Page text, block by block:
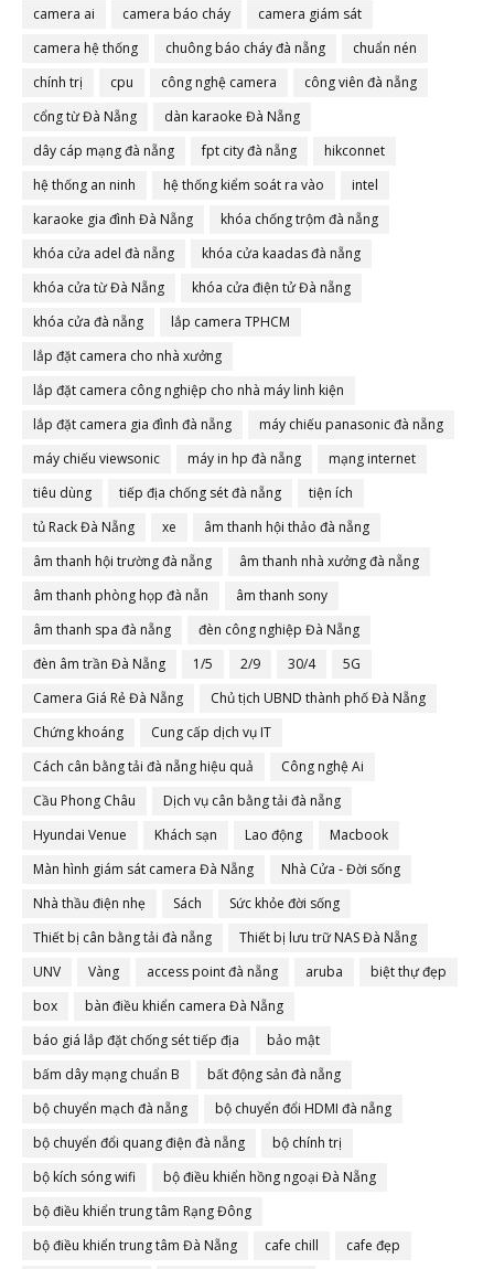
camera ai
camera báo cháy
camera giám sát
camera hệ thống
chuông báo cháy đà nẵng
chuẩn nén
chính trị
cpu công nghệ camera
công viên đà nẵng
cổng từ Đà Nẵng
dàn karaoke Đà Nẵng
dây cáp mạng đà nẵng
fpt city đà nẵng
hikconnet
hệ thống an ninh
hệ thống kiểm soát ra vào
intel
karaoke gia đình Đà Nẵng
khóa chống trộm đà nẵng
khóa cửa adel đà nẵng
khóa cửa kaadas đà nẵng
khóa cửa từ Đà Nẵng
khóa cửa điện tử Đà nẵng
khóa cửa đà nẵng
lắp camera TPHCM
lắp đặt camera cho nhà xưởng
lắp đặt camera công nghiệp cho nhà máy linh kiện
lắp đặt camera gia đình đà nẵng
máy chiếu panasonic đà nẵng
máy chiếu viewsonic
máy in hp đà nẵng
mạng internet
tiêu dùng
tiếp địa chống sét đà nẵng
tiện ích
tủ Rack Đà Nẵng
xe
âm thanh hội thảo đà nẵng
âm thanh hội trường đà nẵng
âm thanh nhà xưởng đà nẵng
âm thanh phòng họp đà nẵn
âm thanh sony
âm thanh spa đà nẵng
đèn công nghiệp Đà Nẵng
đèn âm trần Đà Nẵng
1/5 2/9 30/4
5G
Camera Giá Rẻ Đà Nẵng
Chủ tịch UBND thành phố Đà Nẵng
Chứng khoáng
Cung cấp dịch vụ IT
Cách cân bằng tải đà nẵng hiệu quả
Công nghệ Ai
Cầu Phong Châu
Dịch vụ cân bằng tải đà nẵng
Hyundai Venue
Khách sạn Lao động
Macbook
Màn hình giám sát camera Đà Nẵng
Nhà Cửa - Đời sống
Nhà thầu điện nhẹ
Sách
Sức khỏe đời sống
Thiết bị cân bằng tải đà nẵng
Thiết bị lưu trữ NAS Đà Nẵng
UNV
Vàng access point đà nẵng aruba
biệt thự đẹp
box
bàn điều khiển camera Đà Nẵng
báo giá lắp đặt chống sét tiếp địa
bảo mật
bấm dây mạng chuẩn B
bất động sản đà nẵng
bộ chuyển mạch đà nẵng
bộ chuyển đổi HDMI đà nẵng
bộ chuyển đổi quang điện đà nẵng
bộ chính trị
bộ kích sóng wifi
bộ điều khiển hồng ngoại Đà Nẵng
bộ điều khiển trung tâm Rạng Đông
bộ điều khiển trung tâm Đà Nẵng
cafe chill
cafe đẹp